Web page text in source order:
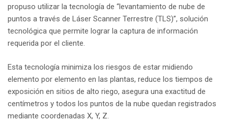
propuso utilizar la tecnología de “levantamiento de nube de
puntos a través de Láser Scanner Terrestre (TLS)”, solución
tecnológica que permite lograr la captura de información
requerida por el cliente.
Esta tecnología minimiza los riesgos de estar midiendo
elemento por elemento en las plantas, reduce los tiempos de
exposición en sitios de alto riego, asegura una exactitud de
centímetros y todos los puntos de la nube quedan registrados
mediante coordenadas X, Y, Z.